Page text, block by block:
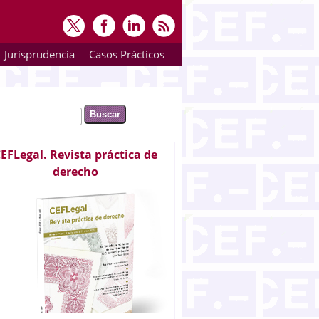
Jurisprudencia Casos Prácticos
de búsqueda
Revista práctica de
derecho